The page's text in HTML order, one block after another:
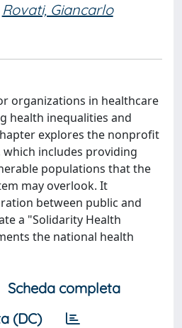
Rovati, Giancarlo
organizations in healthcare
health inequalities and
explores the nonprofit
includes providing
populations that the
may overlook. It
between public and
a "Solidarity Health
the national health
Scheda completa
(DC)